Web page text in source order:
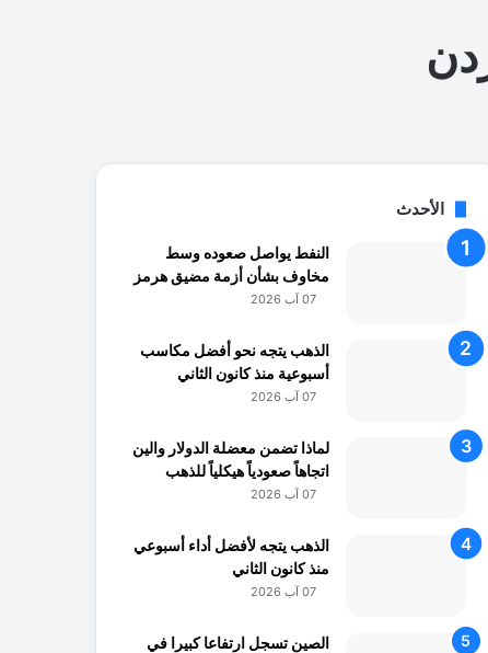
الأحدث
النفط يواصل صعوده وسط
مخاوف بشأن أزمة مضيق هرمز
07 آب 2026
الذهب يتجه نحو أفضل مكاسب
أسبوعية منذ كانون الثاني
07 آب 2026
لماذا تضمن معضلة الدولار والين
اتجاهاً صعودياً هيكلياً للذهب
07 آب 2026
الذهب يتجه لأفضل أداء أسبوعي
منذ كانون الثاني
07 آب 2026
الصين تسجل ارتفاعا كبيرا في